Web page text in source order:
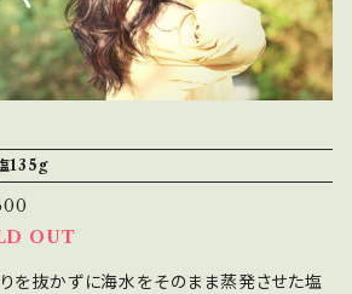
135g
OUT
を抜かずに海水をそのまま蒸発させた塩